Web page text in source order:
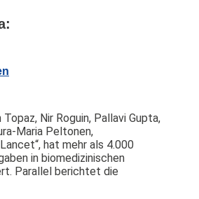
Nir Roguin, Pallavi Gupta,
Maria Peltonen,
hat mehr als 4.000
in biomedizinischen
Parallel berichtet die